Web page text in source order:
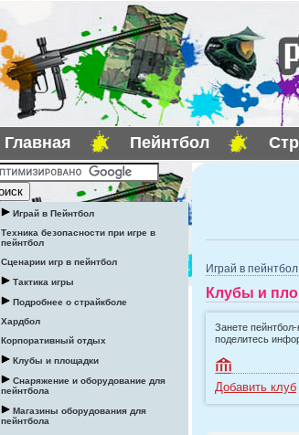
Главная Пейнтбол
Играй в Пейнтбол
Техника безопасности при игре в
пейнтбол
Сценарии игр в пейнтбол
Тактика игры
Подробнее о страйкболе
Хардбол
Корпоративный отдых
Клубы и площадки
Снаряжение и оборудование для
пейнтбола
Магазины оборудования для
пейнтбола
Играй в пейнтбол
Клубы и
Занете пейнтбол-
поделитесь
Добавить клуб